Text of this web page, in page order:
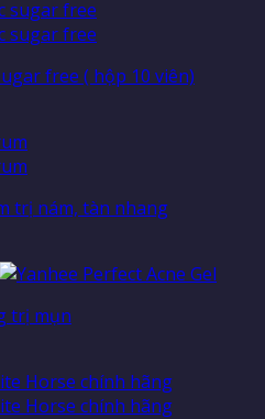
free ( hộp 10 viên)
trị nám, tàn nhang
trị mụn